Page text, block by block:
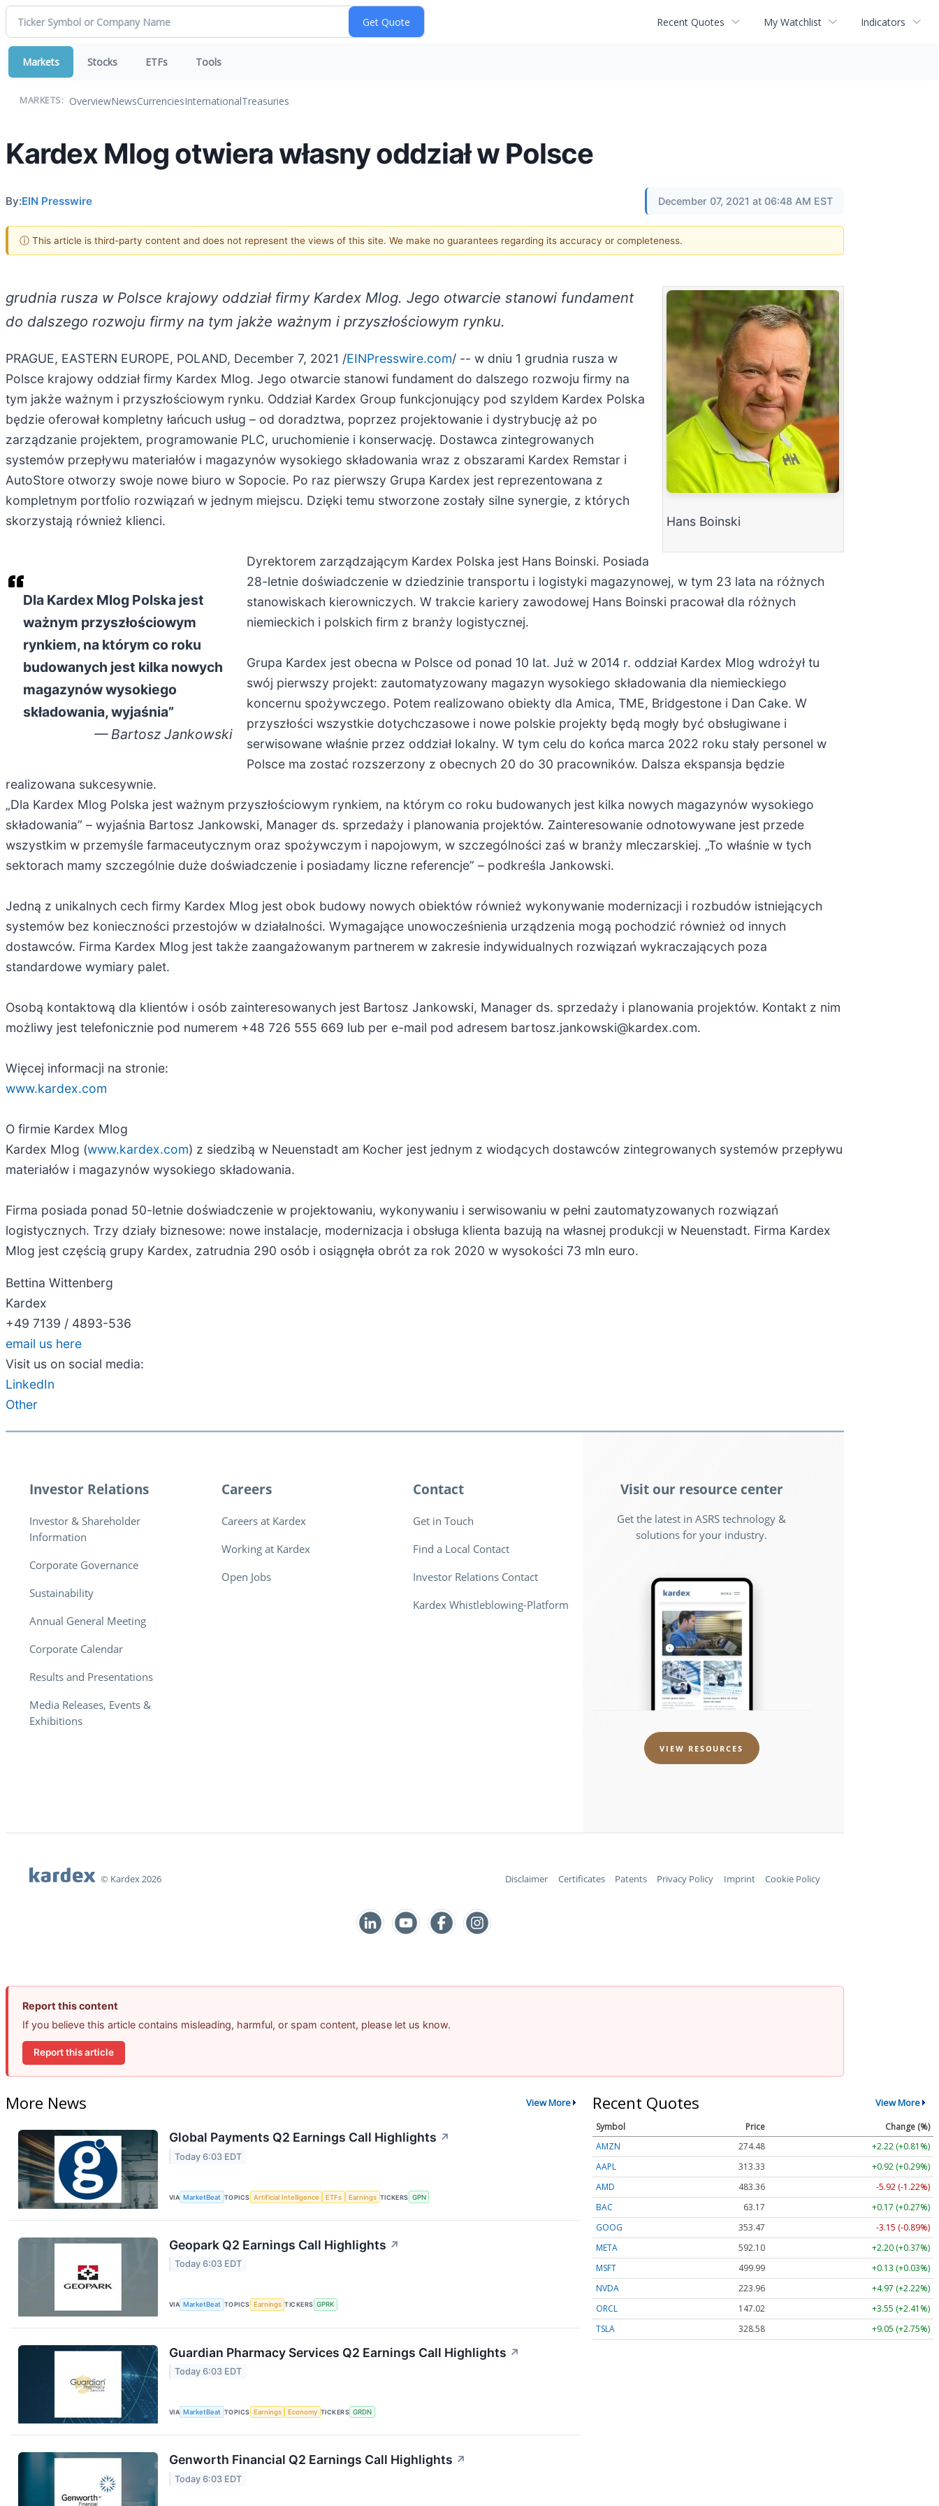
Recent Quotes My Watchlist Indicators
Markets Stocks ETFs Tools
MARKETS: OverviewNewsCurrenciesInternationalTreasuries
Kardex Mlog otwiera własny oddział w Polsce
By:EIN Presswire December 07, 2021 at 06:48 AM EST
ⓘ This article is third-party content and does not represent the views of this site. We make no guarantees regarding its accuracy or completeness.
Hans Boinski
grudnia rusza w Polsce krajowy oddział firmy Kardex Mlog. Jego otwarcie stanowi fundament
do dalszego rozwoju firmy na tym jakże ważnym i przyszłościowym rynku.
Dla Kardex Mlog Polska jest
ważnym przyszłościowym
rynkiem, na którym co roku
budowanych jest kilka nowych
magazynów wysokiego
składowania, wyjaśnia”
— Bartosz Jankowski
PRAGUE, EASTERN EUROPE, POLAND, December 7, 2021 /EINPresswire.com/ -- w dniu 1 grudnia rusza w
Polsce krajowy oddział firmy Kardex Mlog. Jego otwarcie stanowi fundament do dalszego rozwoju firmy na
tym jakże ważnym i przyszłościowym rynku. Oddział Kardex Group funkcjonujący pod szyldem Kardex Polska
będzie oferował kompletny łańcuch usług – od doradztwa, poprzez projektowanie i dystrybucję aż po
zarządzanie projektem, programowanie PLC, uruchomienie i konserwację. Dostawca zintegrowanych
systemów przepływu materiałów i magazynów wysokiego składowania wraz z obszarami Kardex Remstar i
AutoStore otworzy swoje nowe biuro w Sopocie. Po raz pierwszy Grupa Kardex jest reprezentowana z
kompletnym portfolio rozwiązań w jednym miejscu. Dzięki temu stworzone zostały silne synergie, z których
skorzystają również klienci.
Dyrektorem zarządzającym Kardex Polska jest Hans Boinski. Posiada
28-letnie doświadczenie w dziedzinie transportu i logistyki magazynowej, w tym 23 lata na różnych
stanowiskach kierowniczych. W trakcie kariery zawodowej Hans Boinski pracował dla różnych
niemieckich i polskich firm z branży logistycznej.
Grupa Kardex jest obecna w Polsce od ponad 10 lat. Już w 2014 r. oddział Kardex Mlog wdrożył tu
swój pierwszy projekt: zautomatyzowany magazyn wysokiego składowania dla niemieckiego
koncernu spożywczego. Potem realizowano obiekty dla Amica, TME, Bridgestone i Dan Cake. W
przyszłości wszystkie dotychczasowe i nowe polskie projekty będą mogły być obsługiwane i
serwisowane właśnie przez oddział lokalny. W tym celu do końca marca 2022 roku stały personel w
Polsce ma zostać rozszerzony z obecnych 20 do 30 pracowników. Dalsza ekspansja będzie
realizowana sukcesywnie.
„Dla Kardex Mlog Polska jest ważnym przyszłościowym rynkiem, na którym co roku budowanych jest kilka nowych magazynów wysokiego
składowania” – wyjaśnia Bartosz Jankowski, Manager ds. sprzedaży i planowania projektów. Zainteresowanie odnotowywane jest przede
wszystkim w przemyśle farmaceutycznym oraz spożywczym i napojowym, w szczególności zaś w branży mleczarskiej. „To właśnie w tych
sektorach mamy szczególnie duże doświadczenie i posiadamy liczne referencje” – podkreśla Jankowski.
Jedną z unikalnych cech firmy Kardex Mlog jest obok budowy nowych obiektów również wykonywanie modernizacji i rozbudów istniejących
systemów bez konieczności przestojów w działalności. Wymagające unowocześnienia urządzenia mogą pochodzić również od innych
dostawców. Firma Kardex Mlog jest także zaangażowanym partnerem w zakresie indywidualnych rozwiązań wykraczających poza
standardowe wymiary palet.
Osobą kontaktową dla klientów i osób zainteresowanych jest Bartosz Jankowski, Manager ds. sprzedaży i planowania projektów. Kontakt z nim
możliwy jest telefonicznie pod numerem +48 726 555 669 lub per e-mail pod adresem bartosz.jankowski@kardex.com.
Więcej informacji na stronie:
www.kardex.com
O firmie Kardex Mlog
Kardex Mlog (www.kardex.com) z siedzibą w Neuenstadt am Kocher jest jednym z wiodących dostawców zintegrowanych systemów przepływu
materiałów i magazynów wysokiego składowania.
Firma posiada ponad 50-letnie doświadczenie w projektowaniu, wykonywaniu i serwisowaniu w pełni zautomatyzowanych rozwiązań
logistycznych. Trzy działy biznesowe: nowe instalacje, modernizacja i obsługa klienta bazują na własnej produkcji w Neuenstadt. Firma Kardex
Mlog jest częścią grupy Kardex, zatrudnia 290 osób i osiągnęła obrót za rok 2020 w wysokości 73 mln euro.
Bettina Wittenberg
Kardex
+49 7139 / 4893-536
email us here
Visit us on social media:
LinkedIn
Other
Report this content
If you believe this article contains misleading, harmful, or spam content, please let us know.
Report this article
More News View More
Global Payments Q2 Earnings Call Highlights ↗
Today 6:03 EDT
VIA MarketBeat TOPICS Artificial Intelligence ETFs Earnings TICKERS GPN
Geopark Q2 Earnings Call Highlights ↗
Today 6:03 EDT
VIA MarketBeat TOPICS Earnings TICKERS GPRK
Guardian Pharmacy Services Q2 Earnings Call Highlights ↗
Today 6:03 EDT
VIA MarketBeat TOPICS Earnings Economy TICKERS GRDN
Genworth Financial Q2 Earnings Call Highlights ↗
Today 6:03 EDT
Recent Quotes View More
Symbol Price
Change (%)
AMZN
274.48
+2.22 (+0.81%)
AAPL
313.33
+0.92 (+0.29%)
AMD
483.36
-5.92 (-1.22%)
BAC
63.17
+0.17 (+0.27%)
GOOG
353.47
-3.15 (-0.89%)
META
592.10
+2.20 (+0.37%)
MSFT
499.99
+0.13 (+0.03%)
NVDA
223.96
+4.97 (+2.22%)
ORCL
147.02
+3.55 (+2.41%)
TSLA
328.58 +9.05 (+2.75%)